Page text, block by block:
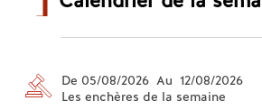
De 05/08/2026 Au 12/08/2026
Les enchères de la semaine